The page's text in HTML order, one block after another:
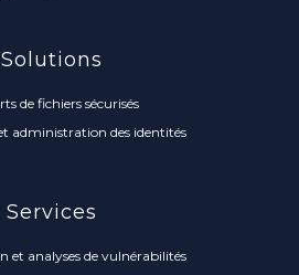
Solutions
de fichiers sécurisés
administration des identités
Services
et analyses de vulnérabilités